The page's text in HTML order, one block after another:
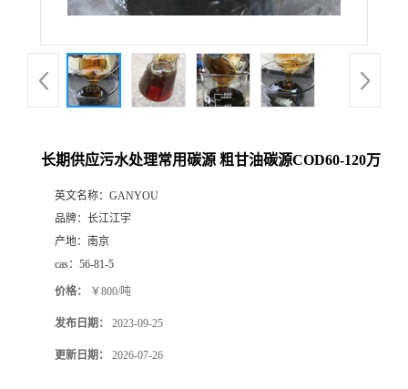
长期供应污水处理常用碳源 粗甘油碳源COD60-120万
英文名称： GANYOU
品牌： 长江江宇
产地： 南京
cas： 56-81-5
价格： ￥800/吨
发布日期： 2023-09-25
更新日期： 2026-07-26